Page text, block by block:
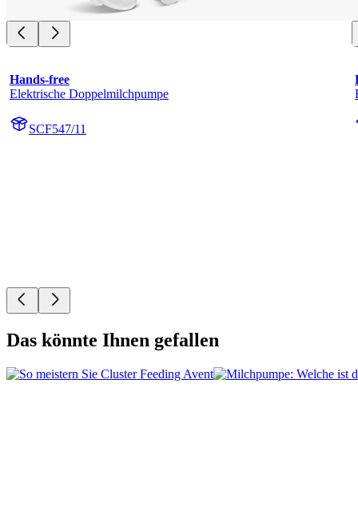
Hands-free
Elektrische Doppelmilchpumpe
SCF547/11
Das könnte Ihnen gefallen